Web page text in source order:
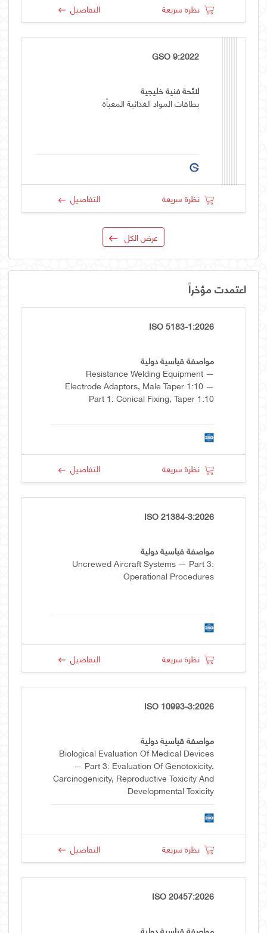
نظرة سريعة التفاصيل
GSO 9:2022
لائحة فنية خليجية
بطاقات المواد الغذائية المعبأة
نظرة سريعة التفاصيل
عرض الكل
اعتمدت مؤخراً
ISO 5183-1:2026
مواصفة قياسية دولية
Resistance Welding Equipment —
Electrode Adaptors, Male Taper 1:10 —
Part 1: Conical Fixing, Taper 1:10
نظرة سريعة التفاصيل
ISO 21384-3:2026
مواصفة قياسية دولية
Uncrewed Aircraft Systems — Part 3:
Operational Procedures
نظرة سريعة التفاصيل
ISO 10993-3:2026
مواصفة قياسية دولية
Biological Evaluation Of Medical Devices
— Part 3: Evaluation Of Genotoxicity,
Carcinogenicity, Reproductive Toxicity And
Developmental Toxicity
نظرة سريعة التفاصيل
ISO 20457:2026